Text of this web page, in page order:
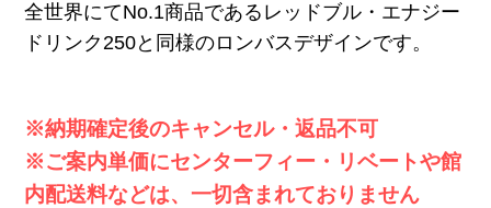
全世界にてNo.1商品であるレッドブル・エナジー
ドリンク250と同様のロンバスデザインです。
※納期確定後のキャンセル・返品不可
※ご案内単価にセンターフィー・リベートや館
内配送料などは、一切含まれておりません